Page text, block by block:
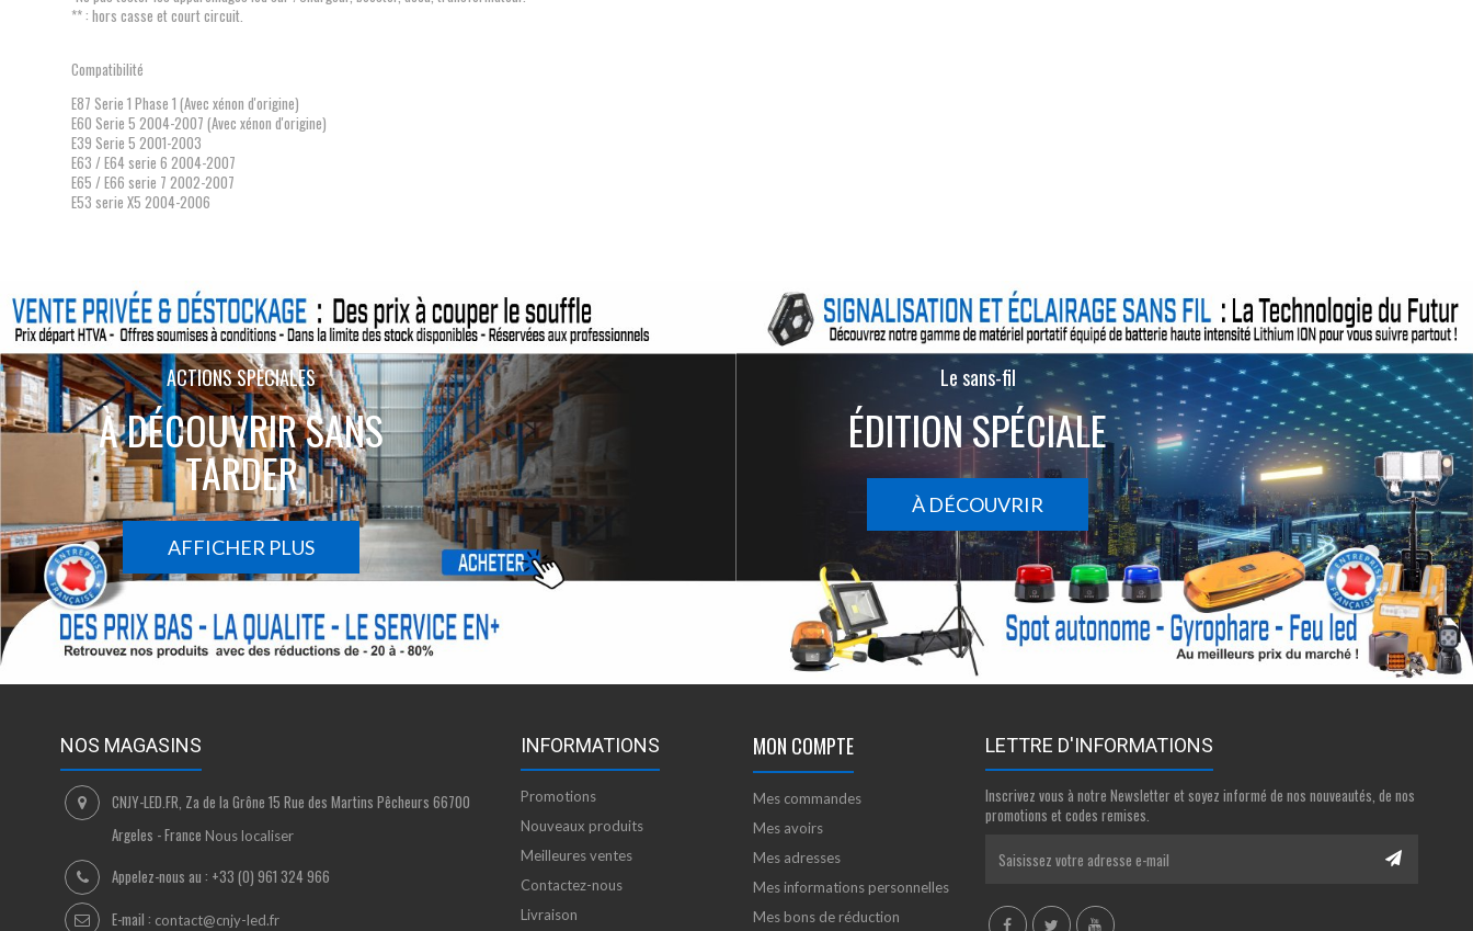
** : hors casse et court circuit.
Compatibilité
E87 Serie 1 Phase 1 (Avec xénon d'origine)
E60 Serie 5 2004-2007 (Avec xénon d'origine)
E39 Serie 5 2001-2003
E63 / E64 serie 6 2004-2007
E65 / E66 serie 7 2002-2007
E53 serie X5 2004-2006
ACTIONS SPÉCIALES
À DÉCOUVRIR SANS
TARDER
AFFICHER PLUS
Le sans-fil
ÉDITION SPÉCIALE
À DÉCOUVRIR
NOS MAGASINS
CNJY-LED.FR, Za de la Grône 15 Rue des Martins Pêcheurs 66700
Argeles - France Nous localiser
Appelez-nous au : +33 (0) 961 324 966
E-mail : contact@cnjy-led.fr
INFORMATIONS
Promotions
Nouveaux produits
Meilleures ventes
Contactez-nous
Livraison
MON COMPTE
Mes commandes
Mes avoirs
Mes adresses
Mes informations personnelles
Mes bons de réduction
LETTRE D'INFORMATIONS
Inscrivez vous à notre Newsletter et soyez informé de nos nouveautés, de nos
promotions et codes remises.